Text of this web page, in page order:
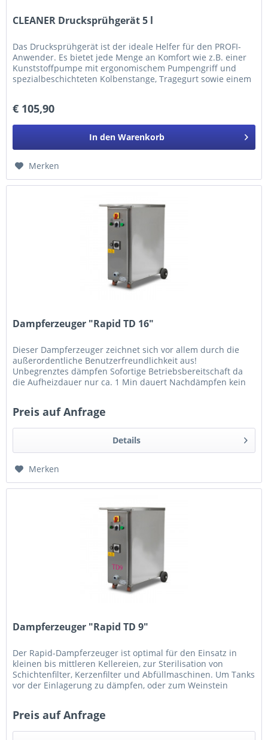
CLEANER Drucksprühgerät 5 l
Das Drucksprühgerät ist der ideale Helfer für den PROFI-
Anwender. Es bietet jede Menge an Komfort wie z.B. einer
Kunststoffpumpe mit ergonomischem Pumpengriff und
spezialbeschichteten Kolbenstange, Tragegurt sowie einem
€ 105,90
In den Warenkorb
Merken
Dampferzeuger "Rapid TD 16"
Dieser Dampferzeuger zeichnet sich vor allem durch die
außerordentliche Benutzerfreundlichkeit aus!
Unbegrenztes dämpfen Sofortige Betriebsbereitschaft da
die Aufheizdauer nur ca. 1 Min dauert Nachdämpfen kein
Preis auf Anfrage
Details
Merken
Dampferzeuger "Rapid TD 9"
Der Rapid-Dampferzeuger ist optimal für den Einsatz in
kleinen bis mittleren Kellereien, zur Sterilisation von
Schichtenfilter, Kerzenfilter und Abfüllmaschinen. Um Tanks
vor der Einlagerung zu dämpfen, oder zum Weinstein
Preis auf Anfrage